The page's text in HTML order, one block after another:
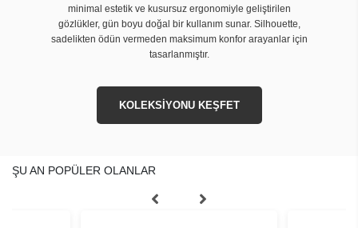
minimal estetik ve kusursuz ergonomiyle geliştirilen
gözlükler, gün boyu doğal bir kullanım sunar. Silhouette,
sadelikten ödün vermeden maksimum konfor arayanlar için
tasarlanmıştır.
KOLEKSİYONU KEŞFET
ŞU AN POPÜLER OLANLAR